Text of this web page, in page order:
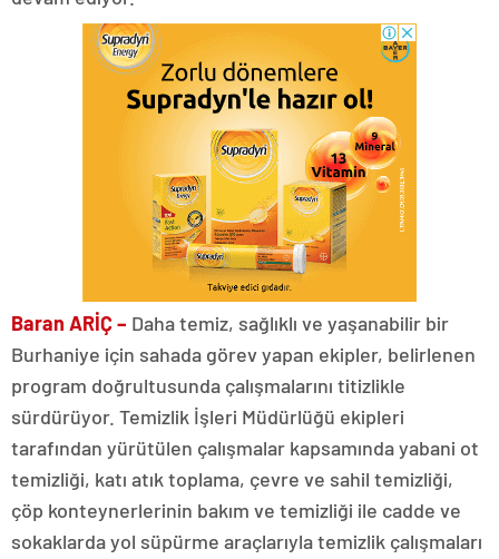
Baran ARİÇ – Daha temiz, sağlıklı ve yaşanabilir bir
Burhaniye için sahada görev yapan ekipler, belirlenen
program doğrultusunda çalışmalarını titizlikle
sürdürüyor. Temizlik İşleri Müdürlüğü ekipleri
tarafından yürütülen çalışmalar kapsamında yabani ot
temizliği, katı atık toplama, çevre ve sahil temizliği,
çöp konteynerlerinin bakım ve temizliği ile cadde ve
sokaklarda yol süpürme araçlarıyla temizlik çalışmaları